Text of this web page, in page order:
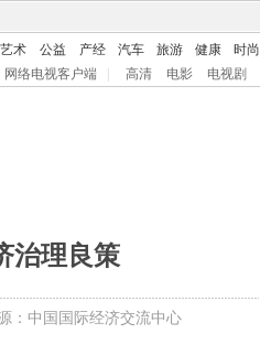
艺术 公益 产经 汽车 旅游 健康 时尚
网络电视客户端 高清 电影 电视剧
治理良策
：中国国际经济交流中心